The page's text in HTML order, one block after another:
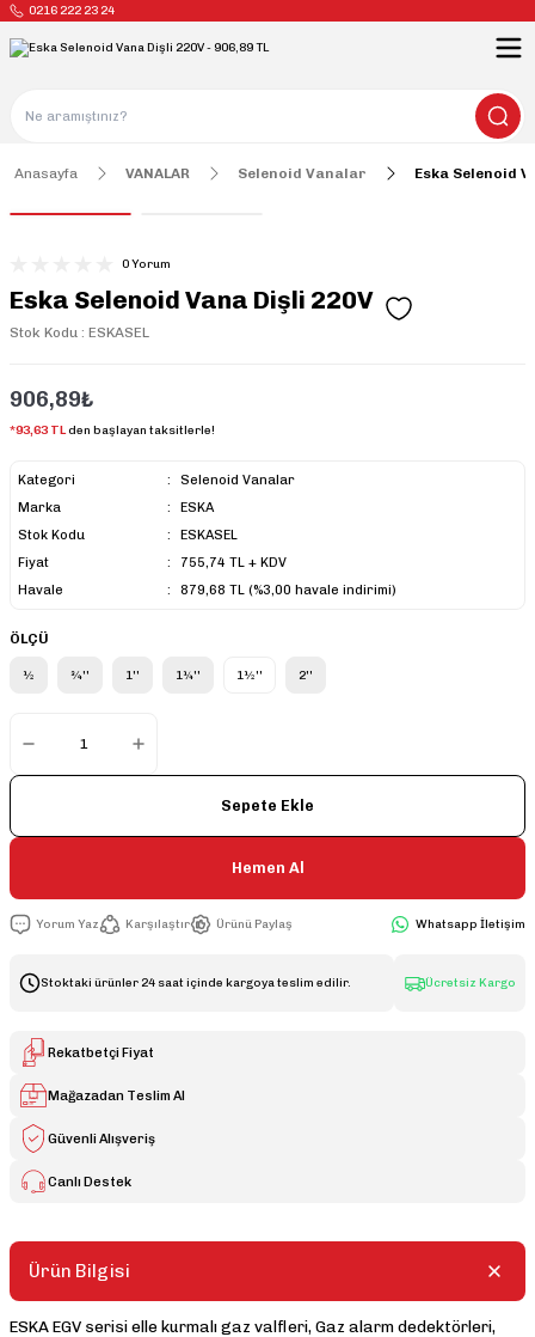
0216 222 23 24
Anasayfa VANALAR Selenoid Vanalar Eska Selenoid
0 Yorum
Eska Selenoid Vana Dişli 220V
Stok Kodu : ESKASEL
906,89₺
*93,63 TLden başlayan taksitlerle!
Kategori
Selenoid Vanalar
Marka
ESKA
Stok Kodu
ESKASEL
Fiyat
755,74 TL + KDV
Havale
879,68 TL (%3,00 havale indirimi)
ÖLÇÜ
½ ¾'' 1'' 1¼'' 1½'' 2''
Sepete Ekle
Hemen Al
Yorum Yaz Karşılaştır Ürünü Paylaş Whatsapp İletişim
Stoktaki ürünler 24 saat içinde kargoya teslim edilir. Ücretsiz Kargo
Rekatbetçi Fiyat
Mağazadan Teslim Al
Güvenli Alışveriş
Canlı Destek
Ürün Bilgisi
ESKA EGV serisi elle kurmalı gaz valfleri, Gaz alarm dedektörleri,